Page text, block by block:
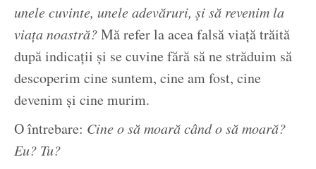
unele cuvinte, unele adevăruri, și să revenim la
viața noastră?Mă refer la acea falsă viață trăită
după indicații și se cuvine fără să ne străduim să
descoperim cine suntem, cine am fost, cine
devenim și cine murim.
O întrebare: Cine o să moară când o să moară?
Eu? Tu?